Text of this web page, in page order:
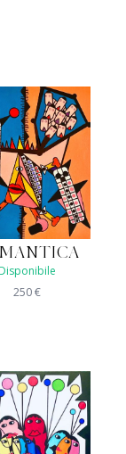
Disponibile
250€